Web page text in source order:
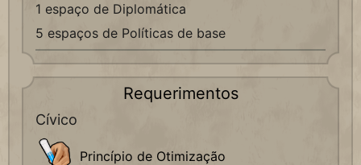
1 espaço de Diplomática
5 espaços de Políticas de base
Requerimentos
Cívico
Princípio de Otimização